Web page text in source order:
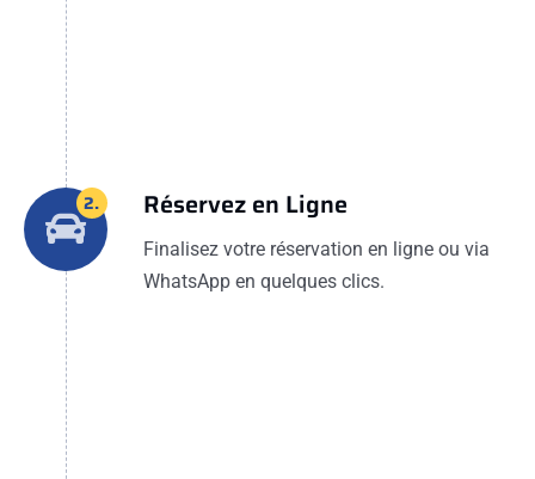
2. Réservez en Ligne
Finalisez votre réservation en ligne ou via
WhatsApp en quelques clics.